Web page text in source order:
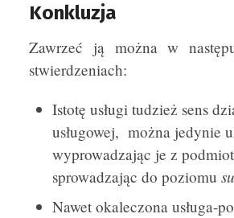
Konkluzja
Zawrzeć ją można w
stwierdzeniach:
Istotę usługi tudzież sens
usługowej, można jedynie
wyprowadzając je z
sprowadzając do poziomu
Nawet okaleczona usługa-